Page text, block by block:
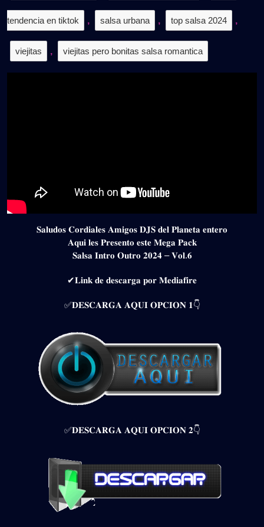
tendencia en tiktok , salsa urbana , top salsa 2024 ,
viejitas , viejitas pero bonitas salsa romantica
𝐒𝐚𝐥𝐮𝐝𝐨𝐬 𝐂𝐨𝐫𝐝𝐢𝐚𝐥𝐞𝐬 𝐀𝐦𝐢𝐠𝐨𝐬 𝐃𝐉𝐒 𝐝𝐞𝐥 𝐏𝐥𝐚𝐧𝐞𝐭𝐚 𝐞𝐧𝐭𝐞𝐫𝐨
𝐀𝐪𝐮𝐢 𝐥𝐞𝐬 𝐏𝐫𝐞𝐬𝐞𝐧𝐭𝐨 𝐞𝐬𝐭𝐞 𝐌𝐞𝐠𝐚 𝐏𝐚𝐜𝐤
𝐒𝐚𝐥𝐬𝐚 𝐈𝐧𝐭𝐫𝐨 𝐎𝐮𝐭𝐫𝐨 𝟐𝟎𝟐𝟒 – 𝐕𝐨𝐥.𝟔
✔𝐋𝐢𝐧𝐤 𝐝𝐞 𝐝𝐞𝐬𝐜𝐚𝐫𝐠𝐚 𝐩𝐨𝐫 𝐌𝐞𝐝𝐢𝐚𝐟𝐢𝐫𝐞
✅𝐃𝐄𝐒𝐂𝐀𝐑𝐆𝐀 𝐀𝐐𝐔𝐈 𝐎𝐏𝐂𝐈𝐎𝐍 𝟏👇
✅𝐃𝐄𝐒𝐂𝐀𝐑𝐆𝐀 𝐀𝐐𝐔𝐈 𝐎𝐏𝐂𝐈𝐎𝐍 𝟐👇